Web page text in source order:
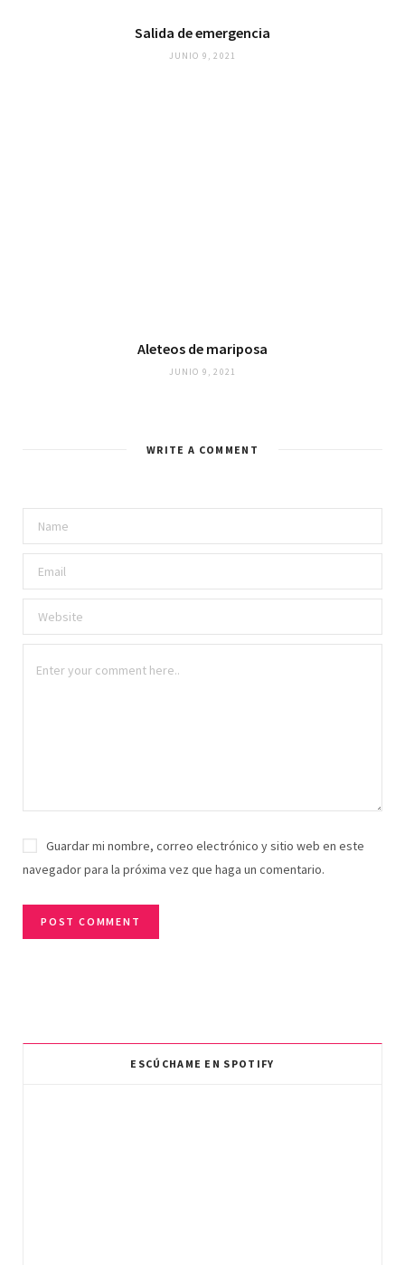
Salida de emergencia
JUNIO 9, 2021
Aleteos de mariposa
JUNIO 9, 2021
WRITE A COMMENT
Guardar mi nombre, correo electrónico y sitio web en este
navegador para la próxima vez que haga un comentario.
ESCÚCHAME EN SPOTIFY